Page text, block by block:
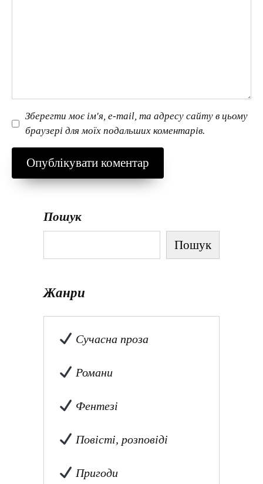
Зберегти моє ім'я, e-mail, та адресу сайту в цьому
браузері для моїх подальших коментарів.
Пошук
Пошук
Жанри
Сучасна проза
Романи
Фентезі
Повісті, розповіді
Пригоди